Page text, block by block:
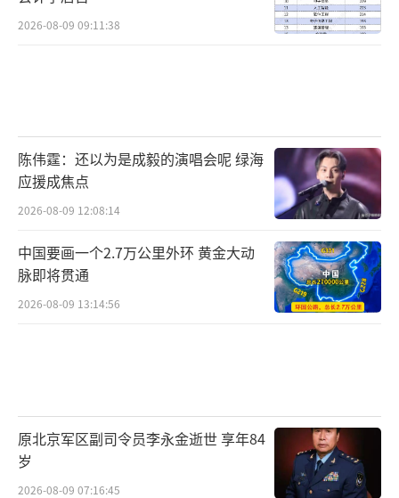
2026-08-09 09:11:38
陈伟霆：还以为是成毅的演唱会呢 绿海
应援成焦点
2026-08-09 12:08:14
中国要画一个2.7万公里外环 黄金大动
脉即将贯通
2026-08-09 13:14:56
原北京军区副司令员李永金逝世 享年84
岁
2026-08-09 07:16:45